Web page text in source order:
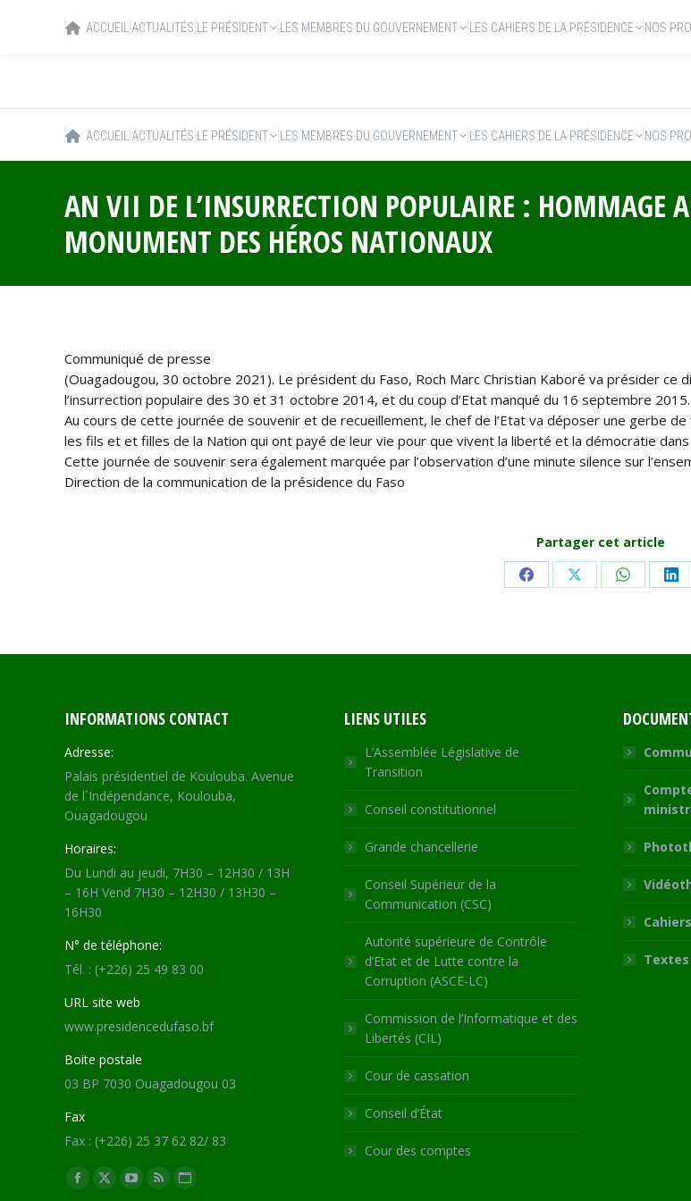
ACCUEIL ACTUALITÉS LE PRÉSIDENT LES MEMBRES DU GOUVERNEMENT LES CAHIERS DE LA PRÉSIDENCE NOS
AN VII DE L’INSURRECTION POPULAIRE : HOMMAGE
MONUMENT DES HÉROS NATIONAUX
Communiqué de presse
(Ouagadougou, 30 octobre 2021). Le président du Faso, Roch Marc Christian Kaboré va présider ce
l’insurrection populaire des 30 et 31 octobre 2014, et du coup d’Etat manqué du 16 septembre 2015.
Au cours de cette journée de souvenir et de recueillement, le chef de l’Etat va déposer une gerbe
les fils et et filles de la Nation qui ont payé de leur vie pour que vivent la liberté et la démocratie
Cette journée de souvenir sera également marquée par l’observation d’une minute silence sur
Direction de la communication de la présidence du Faso
Partager cet article
Share Share Share
INFORMATIONS CONTACT
Adresse:
Palais présidentiel de Koulouba. Avenue
de l´Indépendance, Koulouba,
Ouagadougou
Horaires:
Du Lundi au jeudi, 7H30 – 12H30 / 13H
– 16H Vend 7H30 – 12H30 / 13H30 –
16H30
N° de téléphone:
Tél. : (+226) 25 49 83 00
URL site web
www.presidencedufaso.bf
Boite postale
03 BP 7030 Ouagadougou 03
Fax
Fax : (+226) 25 37 62 82/ 83
Trouvez nous sur :
Facebook
X YouTube
RSS Site
LIENS UTILES
L’Assemblée Législative de
Transition
Conseil constitutionnel
Grande chancellerie
Conseil Supérieur de la
Communication (CSC)
Autorité supérieure de Contrôle
d’Etat et de Lutte contre la
Corruption (ASCE-LC)
Commission de l’Informatique et des
Libertés (CIL)
Cour de cassation
Conseil d’État
Cour des comptes
ACCUEIL ACTUALITÉS LE PRÉSIDENT LES MEMBRES DU GOUVERNEMENT LES CAHIERS DE LA PRÉSIDENCE NOS